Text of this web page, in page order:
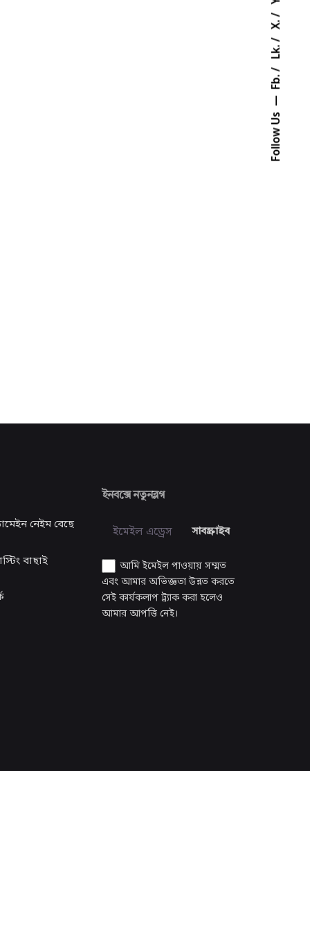
Follow Us
Fb.
Lk.
X.
নেইম বেছে
বাছাই
ইনবক্সে নতুনব্লগ
সাবস্ক্রাইব
আমি ইমেইল পাওয়ায় সম্মত
এবং আমার অভিজ্ঞতা উন্নত করতে
সেই কার্যকলাপ ট্র্যাক করা হলেও
আমার আপত্তি নেই।